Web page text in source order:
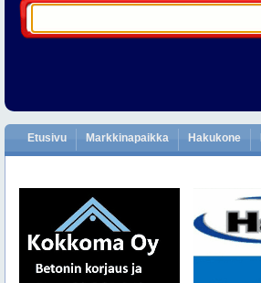
Etusivu Markkinapaikka Hakukone